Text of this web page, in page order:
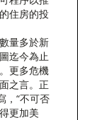
住房的投
量多於新
迄今為止
更多危機
之言。正
，“不可否
更加美